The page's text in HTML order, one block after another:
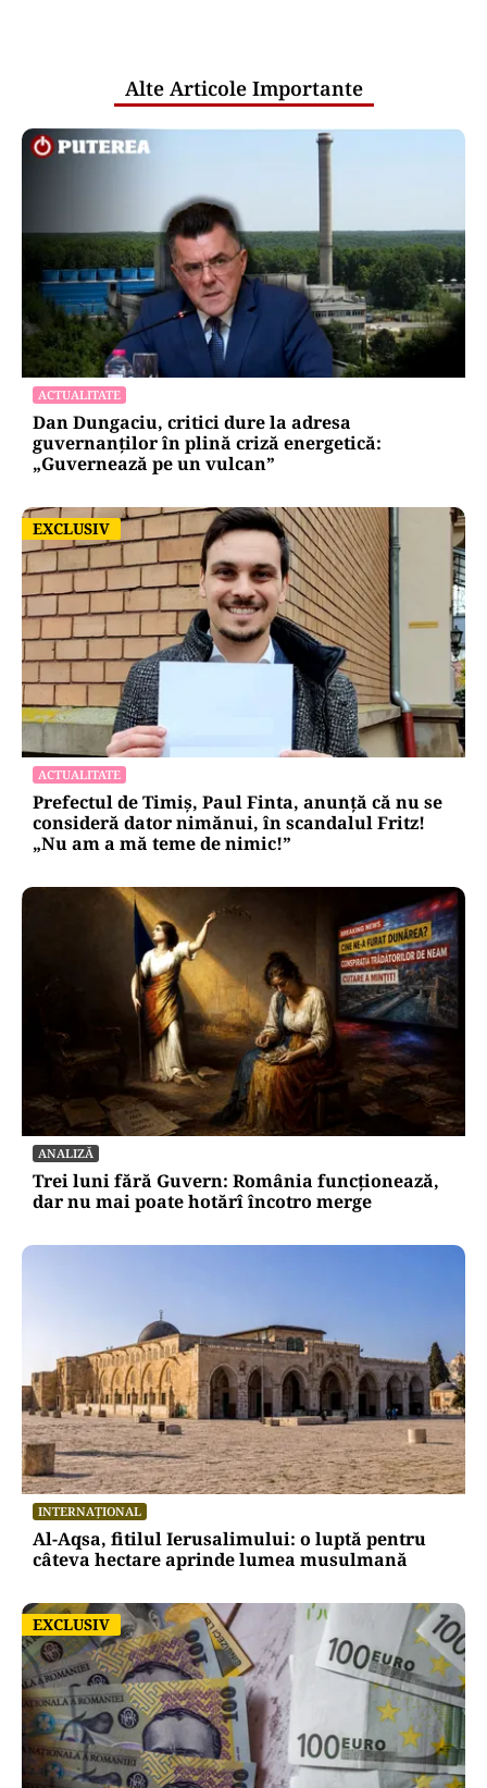
Alte Articole Importante
ACTUALITATE
Dan Dungaciu, critici dure la adresa
guvernanților în plină criză energetică:
„Guvernează pe un vulcan”
EXCLUSIV
EXCLUSIV
ACTUALITATE
Prefectul de Timiș, Paul Finta, anunță că nu se
consideră dator nimănui, în scandalul Fritz!
„Nu am a mă teme de nimic!”
ANALIZĂ
Trei luni fără Guvern: România funcționează,
dar nu mai poate hotărî încotro merge
INTERNAȚIONAL
Al-Aqsa, fitilul Ierusalimului: o luptă pentru
câteva hectare aprinde lumea musulmană
EXCLUSIV
EXCLUSIV